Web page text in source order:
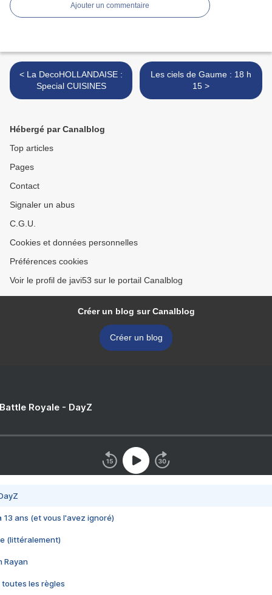
Ajouter un commentaire
< La DecoHOLLANDAISE :
Special CUISINES
Les ciels de Gaume : 18 h
15 >
Hébergé par Canalblog
Top articles
Pages
Contact
Signaler un abus
C.G.U.
Cookies et données personnelles
Préférences cookies
Voir le profil de javi53 sur le portail Canalblog
Créer un blog sur Canalblog
Créer un blog
Royale - DayZ
13 ans (et vous l'avez ignoré)
(littéralement)
Rayan
toutes les règles